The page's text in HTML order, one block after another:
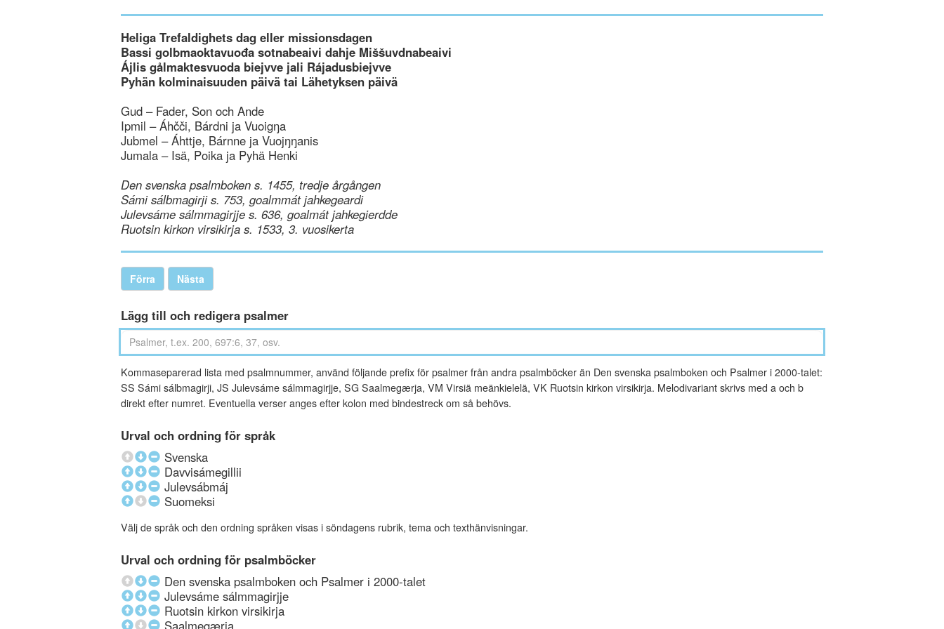
Heliga Trefaldighets dag eller missionsdagen
Bassi golbmaoktavuođa sotnabeaivi dahje Miššuvdnabeaivi
Ájlis gålmaktesvuoda biejvve jali Rájadusbiejvve
Pyhän kolminaisuuden päivä tai Lähetyksen päivä
Gud – Fader, Son och Ande
Ipmil – Áhčči, Bárdni ja Vuoigŋa
Jubmel – Áhttje, Bárnne ja Vuojŋŋanis
Jumala – Isä, Poika ja Pyhä Henki
Den svenska psalmboken s. 1455, tredje årgången
Sámi sálbmagirji s. 753, goalmmát jahkegeardi
Julevsáme sálmmagirjje s. 636, goalmát jahkegierdde
Ruotsin kirkon virsikirja s. 1533, 3. vuosikerta
Förra Nästa
Lägg till och redigera psalmer
Kommaseparerad lista med psalmnummer, använd följande prefix för psalmer från andra psalmböcker än Den svenska psalmboken och Psalmer i 2000-talet:
SS Sámi sálbmagirji, JS Julevsáme sálmmagirjje, SG Saalmegærja, VM Virsiä meänkielelä, VK Ruotsin kirkon virsikirja. Melodivariant skrivs med a och b
direkt efter numret. Eventuella verser anges efter kolon med bindestreck om så behövs.
Urval och ordning för språk
Svenska
Davvisámegillii
Julevsábmáj
Suomeksi
Välj de språk och den ordning språken visas i söndagens rubrik, tema och texthänvisningar.
Urval och ordning för psalmböcker
Den svenska psalmboken och Psalmer i 2000-talet
Julevsáme sálmmagirjje
Ruotsin kirkon virsikirja
Saalmegærja